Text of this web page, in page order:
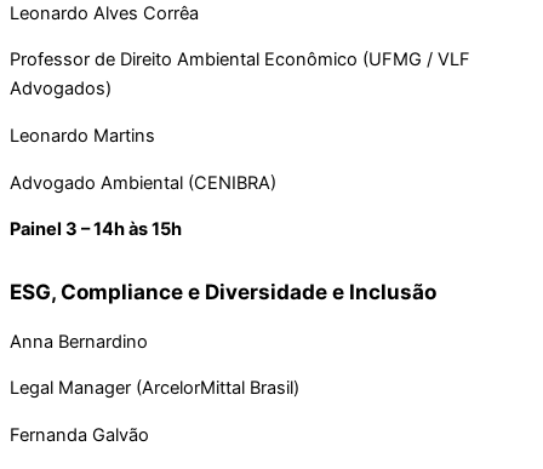
Leonardo Alves Corrêa
Professor de Direito Ambiental Econômico (UFMG / VLF
Advogados)
Leonardo Martins
Advogado Ambiental (CENIBRA)
Painel 3 – 14h às 15h
ESG, Compliance e Diversidade e Inclusão
Anna Bernardino
Legal Manager (ArcelorMittal Brasil)
Fernanda Galvão